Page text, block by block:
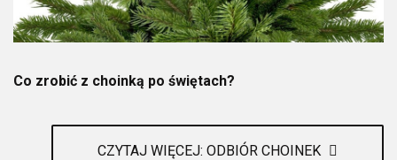
Co zrobić z choinką po świętach?
CZYTAJ WIĘCEJ: ODBIÓR CHOINEK